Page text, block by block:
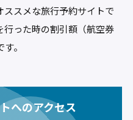
スメな旅行予約サイトで
行った時の割引額（航空券
。
へのアクセス